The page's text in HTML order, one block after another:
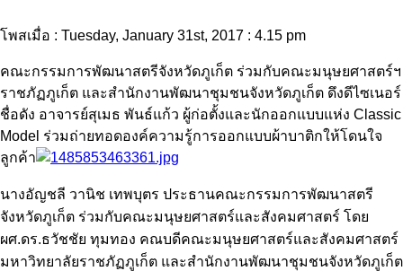
โพสเมื่อ : Tuesday, January 31st, 2017 : 4.15 pm
คณะกรรมการพัฒนาสตรีจังหวัดภูเก็ต ร่วมกับคณะมนุษยศาสตร์ฯ
ราชภัฏภูเก็ต และสำนักงานพัฒนาชุมชนจังหวัดภูเก็ต ดึงดีไซเนอร์
ชื่อดัง อาจารย์สุเมธ พันธ์แก้ว ผู้ก่อตั้งและนักออกแบบแห่ง Classic
Model ร่วมถ่ายทอดองค์ความรู้การออกแบบผ้าบาติกให้โดนใจ
ลูกค้า
นางอัญชลี วานิช เทพบุตร ประธานคณะกรรมการพัฒนาสตรี
จังหวัดภูเก็ต ร่วมกับคณะมนุษยศาสตร์และสังคมศาสตร์ โดย
ผศ.ดร.ธวัชชัย ทุมทอง คณบดีคณะมนุษยศาสตร์และสังคมศาสตร์
มหาวิทยาลัยราชภัฏภูเก็ต และสำนักงานพัฒนาชุมชนจังหวัดภูเก็ต